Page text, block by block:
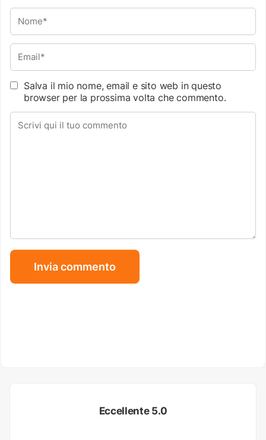
Salva il mio nome, email e sito web in questo
browser per la prossima volta che commento.
Eccellente 5.0